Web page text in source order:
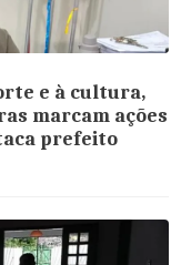
e à cultura,
marcam ações
prefeito